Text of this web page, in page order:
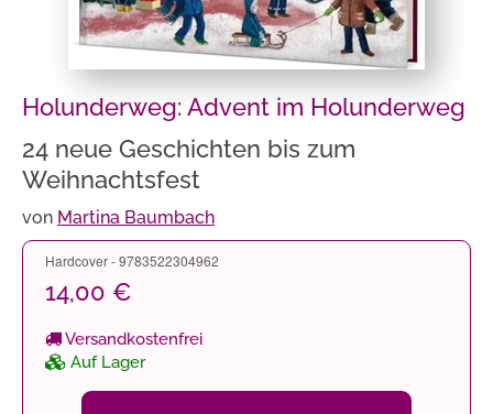
Holunderweg: Advent im Holunderweg
24 neue Geschichten bis zum
Weihnachtsfest
von Martina Baumbach
Hardcover - 9783522304962
14,00 €
Versandkostenfrei
Auf Lager